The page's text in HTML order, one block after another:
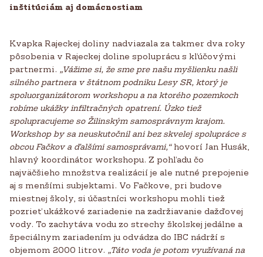
inštitúciám aj domácnostiam
Kvapka Rajeckej doliny nadviazala za takmer dva roky
pôsobenia v Rajeckej doline spoluprácu s kľúčovými
partnermi. „Vážime si, že sme pre našu myšlienku našli
silného partnera v štátnom podniku Lesy SR, ktorý je
spoluorganizátorom workshopu a na ktorého pozemkoch
robíme ukážky infiltračných opatrení. Úzko tiež
spolupracujeme so Žilinským samosprávnym krajom.
Workshop by sa neuskutočnil ani bez skvelej spolupráce s
obcou Fačkov a ďalšími samosprávami,“hovorí Jan Husák,
hlavný koordinátor workshopu. Z pohľadu čo
najväčšieho množstva realizácií je ale nutné prepojenie
aj s menšími subjektami. Vo Fačkove, pri budove
miestnej školy, si účastníci workshopu mohli tiež
pozrieť ukážkové zariadenie na zadržiavanie dažďovej
vody. To zachytáva vodu zo strechy školskej jedálne a
špeciálnym zariadením ju odvádza do IBC nádrží s
objemom 2000 litrov. „Táto voda je potom využívaná na